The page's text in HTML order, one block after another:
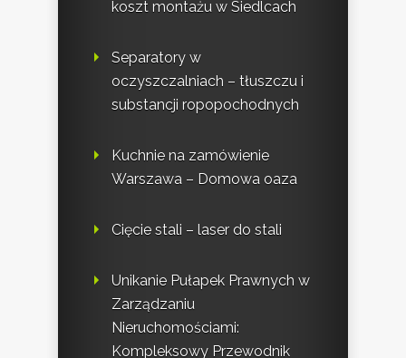
koszt montażu w Siedlcach
Separatory w
oczyszczalniach – tłuszczu i
substancji ropopochodnych
Kuchnie na zamówienie
Warszawa – Domowa oaza
Cięcie stali – laser do stali
Unikanie Pułapek Prawnych w
Zarządzaniu
Nieruchomościami:
Kompleksowy Przewodnik